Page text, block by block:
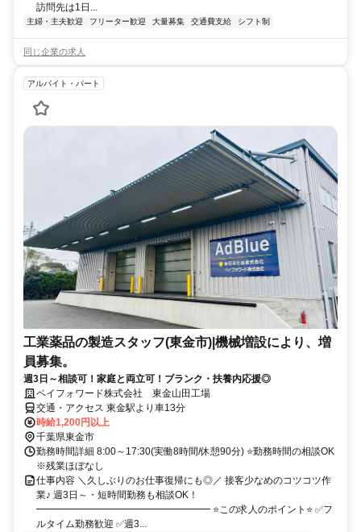
訪問先は1日...
主婦・主夫歓迎 フリーター歓迎 大量募集 交通費支給 シフト制
同じ企業の求人
アルバイト・パート
工業薬品の製造スタッフ(東金市)|機械増設により、増
員募集。
週3日～相談可！家庭と両立可！ブランク・扶養内応援◎
ペイフォワード株式会社 東金山田工場
交通・アクセス 東金駅より車13分
時給1,200円以上
千葉県東金市
勤務時間詳細 8:00～17:30(実働8時間/休憩90分) ⭐勤務時間の相談OK
※残業ほぼなし
仕事内容 ＼久しぶりのお仕事復帰にも◎／ 接客少なめのコツコツ作
業♪ 週3日～・短時間勤務も相談OK！
━━━━━━━━━━━━━━━━━━ ⭐この求人のポイント⭐ ✅フ
ルタイム勤務歓迎 ✅週3...